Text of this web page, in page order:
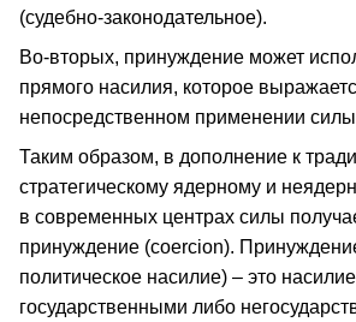
(судебно-законодательное).
Во-вторых, принуждение может
прямого насилия, которое
непосредственном применении
Таким образом, в дополнение к
стратегическому ядерному и
в современных центрах силы
принуждение (сoercion).
политическое насилие) – это
государственными либо